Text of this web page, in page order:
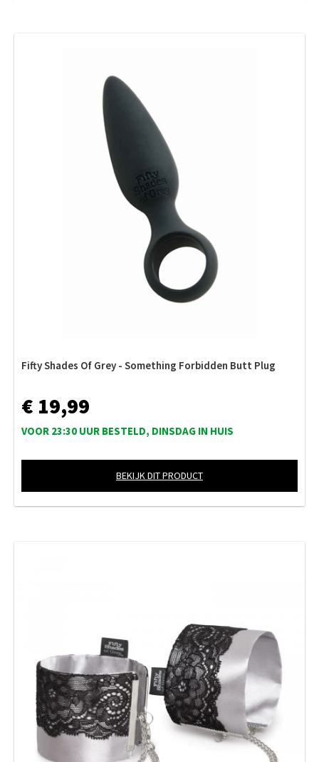
Fifty Shades Of Grey - Something Forbidden Butt Plug
€ 19,99
VOOR 23:30 UUR BESTELD, DINSDAG IN HUIS
BEKIJK DIT PRODUCT